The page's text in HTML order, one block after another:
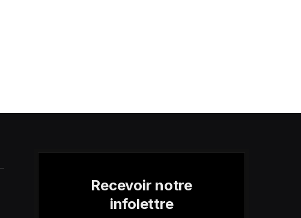
Recevoir notre
infolettre